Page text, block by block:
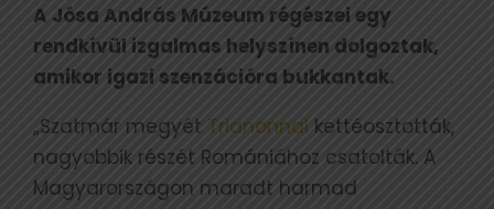
A Jósa András Múzeum régészei egy
rendkívül izgalmas helyszínen dolgoztak,
amikor igazi szenzációra bukkantak.
„Szatmár megyét Trianonnal kettéosztották,
nagyobbik részét Romániához csatolták. A
Magyarországon maradt harmad